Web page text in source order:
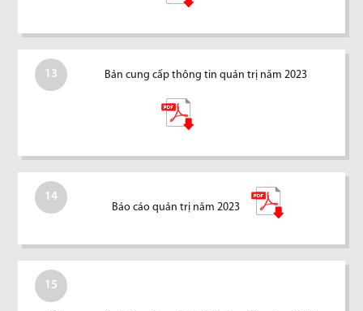
13 Bản cung cấp thông tin quản trị năm 2023
14
Báo cáo quản trị năm 2023
15